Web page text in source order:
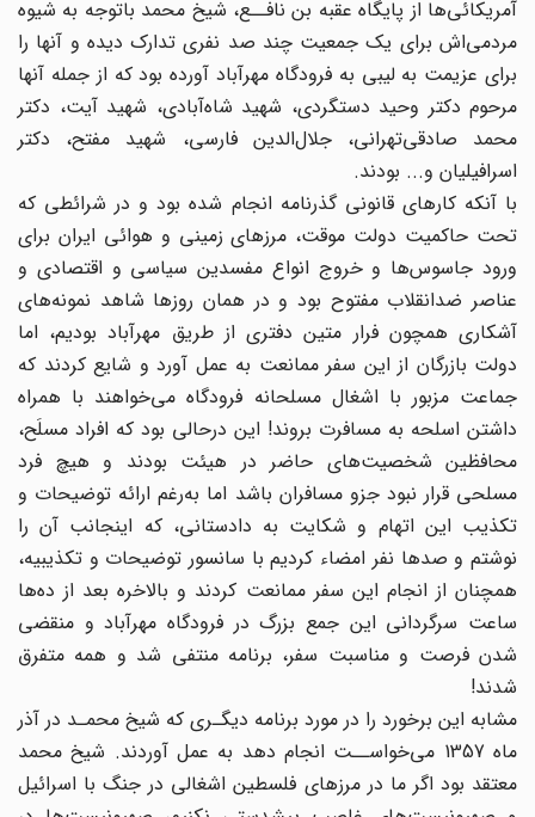
آمریکائی‌ها از پایگاه عقبه‌ بن ‌نافــع، شیخ محمد باتوجه به شیوه
مردمی‌اش برای یک جمعیت چند صد نفری تدارک دیده و آنها را
برای عزیمت به لیبی به فرودگاه مهرآباد آورده بود که از جمله آنها
مرحوم دکتر وحید دستگردی، شهید شاه‌آبادی، شهید آیت، دکتر
محمد صادقی‌تهرانی، جلال‌الدین فارسی، شهید مفتح، دکتر
اسرافیلیان و... بودند.
با آنکه کارهای قانونی گذرنامه انجام شده بود و در شرائطی که
تحت حاکمیت دولت موقت، مرزهای زمینی و هوائی ایران برای
ورود جاسوس‌ها و خروج انواع مفسدین سیاسی و اقتصادی و
عناصر ضدانقلاب مفتوح بود و در همان روزها شاهد نمونه‌های
آشکاری همچون فرار متین دفتری از طریق مهرآباد بودیم، اما
دولت بازرگان از این سفر ممانعت به عمل آورد و شایع کردند که
جماعت مزبور با اشغال مسلحانه فرودگاه می‌خواهند با همراه
داشتن اسلحه به مسافرت بروند! این درحالی بود که افراد مسلَح،
محافظین شخصیت‌های حاضر در هیئت بودند و هیچ فرد
مسلحی قرار نبود جزو مسافران باشد اما به‌رغم ارائه توضیحات و
تکذیب این اتهام و شکایت به دادستانی، که اینجانب آن را
نوشتم و صدها نفر امضاء کردیم با سانسور توضیحات و تکذیبیه،
همچنان از انجام این سفر ممانعت کردند و بالاخره بعد از ده‌ها
ساعت سرگردانی این جمع بزرگ در فرودگاه مهرآباد و منقضی
شدن فرصت و مناسبت سفر، برنامه منتفی شد و همه متفرق
شدند!
مشابه این برخورد را در مورد برنامه دیگـری که شیخ محمـد در آذر
ماه 1357 می‌خواســت انجام دهد به عمل آوردند. شیخ محمد
معتقد بود اگر ما در مرزهای فلسطین اشغالی در جنگ با اسرائیل